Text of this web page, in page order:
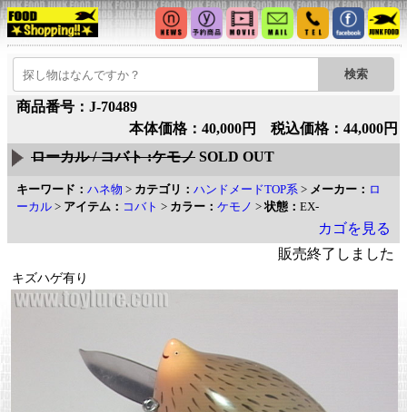
商品番号：J-70489
本体価格：40,000円 税込価格：44,000円
ローカル / コバト :ケモノ SOLD OUT
キーワード： ハネ物 > カテゴリ： ハンドメードTOP系 > メーカー： ロ
ーカル > アイテム： コバト > カラー： ケモノ >状態： EX-
カゴを見る
販売終了しました
キズハゲ有り